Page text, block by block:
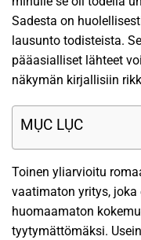
Sadesta on
lausunto todisteista.
pääasialliset lähteet
näkymän kirjallisiin
MỤC LỤC
Toinen yliarvioitu
vaatimaton yritys,
huomaamaton
tyytymättömäksi.